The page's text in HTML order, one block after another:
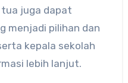
tua juga dapat
menjadi pilihan dan
kepala sekolah
lebih lanjut.